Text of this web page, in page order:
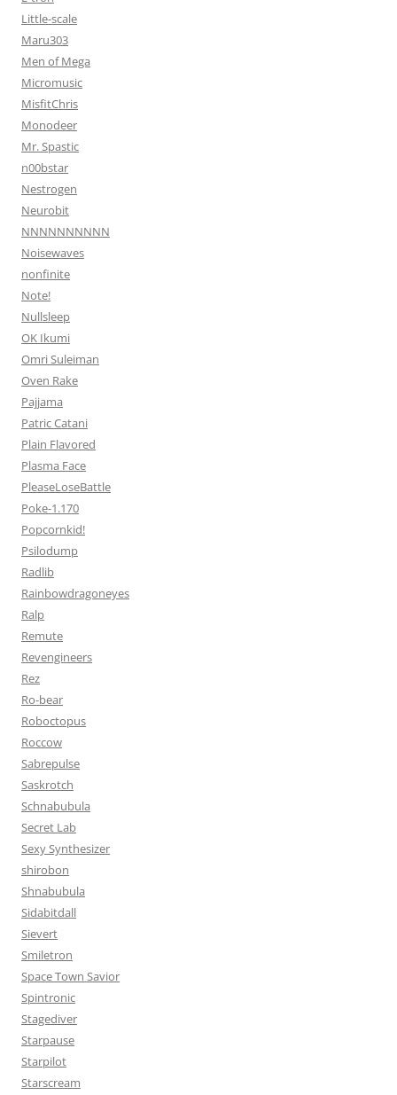
Little-scale
Maru303
Men of Mega
Micromusic
MisfitChris
Monodeer
Mr. Spastic
n00bstar
Nestrogen
Neurobit
NNNNNNNNNN
Noisewaves
nonfinite
Note!
Nullsleep
OK Ikumi
Omri Suleiman
Oven Rake
Pajjama
Patric Catani
Plain Flavored
Plasma Face
PleaseLoseBattle
Poke-1.170
Popcornkid!
Psilodump
Radlib
Rainbowdragoneyes
Ralp
Remute
Revengineers
Rez
Ro-bear
Roboctopus
Roccow
Sabrepulse
Saskrotch
Schnabubula
Secret Lab
Sexy Synthesizer
shirobon
Shnabubula
Sidabitdall
Sievert
Smiletron
Space Town Savior
Spintronic
Stagediver
Starpause
Starpilot
Starscream